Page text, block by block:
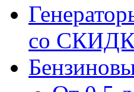
со